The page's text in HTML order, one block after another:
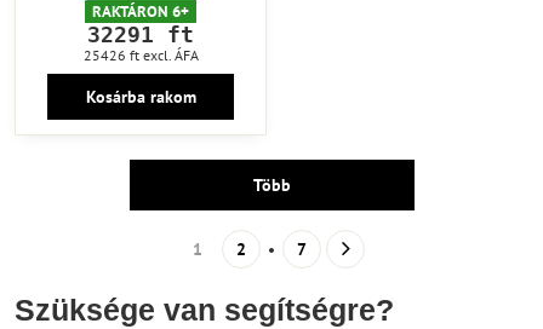
RAKTÁRON 6+
32291 ft
25426 ft excl. ÁFA
Kosárba rakom
Több
1 2 7
Szüksége van segítségre?